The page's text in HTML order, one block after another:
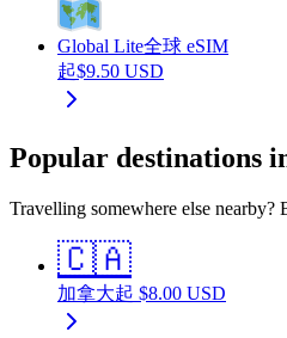
Global Lite全球 eSIM
起$9.50 USD
Popular destinations
Travelling somewhere else nearby?
🇨🇦
加拿大起 $8.00 USD